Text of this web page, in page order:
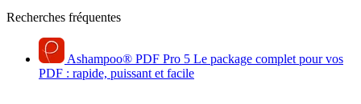
Recherches fréquentes
Ashampoo® PDF Pro 5 Le package complet pour vos
PDF : rapide, puissant et facile